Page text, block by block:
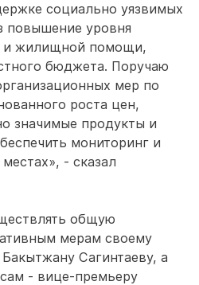
социально уязвимых
повышение уровня
и жилищной помощи,
бюджета. Поручаю
мер по
роста цен,
значимые продукты и
мониторинг и
- сказал
общую
мерам своему
Сагинтаеву, а
- вице-премьеру